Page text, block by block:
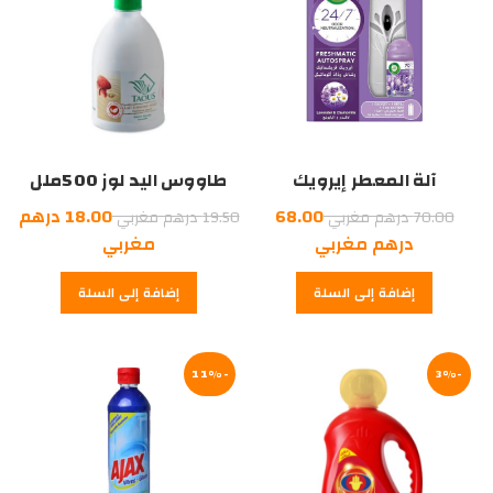
آلة المعطر إيرويك
70.00درهم مغربيالسعر
الأصلي
هو:
70.00
68.00
درهم مغربي
الحالي
هو:إضافة إلى السلة
طاووس اليد لوز 500ملل
19.50درهم مغربيالسعر
الأصلي
هو:
19.50
18.00 درهم
مغربي
الحالي
هو:
إضافة إلى السلة
-3%
-11%